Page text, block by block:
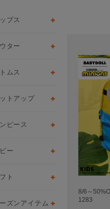
8/6～
1283
プス
ター
ムス
トアップ
ピース
ー
ト
ズンアイテム